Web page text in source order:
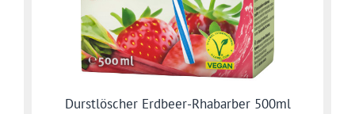
Durstlöscher Erdbeer-Rhabarber 500ml